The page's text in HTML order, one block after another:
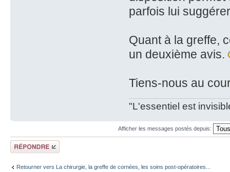
parfois lui
Quant à la greffe,
un deuxième avis.
Tiens-nous au
"L'essentiel est
Afficher les messages postés depuis:
Répondre
Retourner vers La chirurgie, la greffe de cornées, les soins post-opératoires...